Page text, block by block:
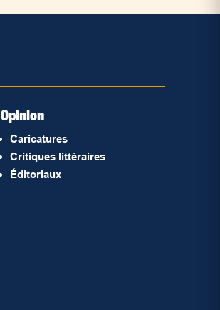
Opinion
Caricatures
Critiques littéraires
Éditoriaux